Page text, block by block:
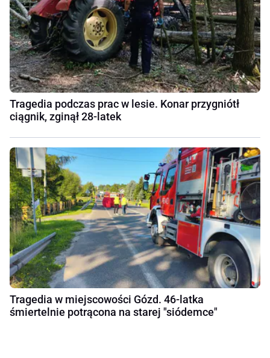
Tragedia podczas prac w lesie. Konar przygniótł
ciągnik, zginął 28-latek
Tragedia w miejscowości Gózd. 46-latka
śmiertelnie potrącona na starej "siódemce"